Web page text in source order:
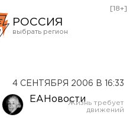
РОССИЯ
Оренбург
[18+]
4 СЕНТЯБРЯ 2006 В 16:33
ЕАНовости